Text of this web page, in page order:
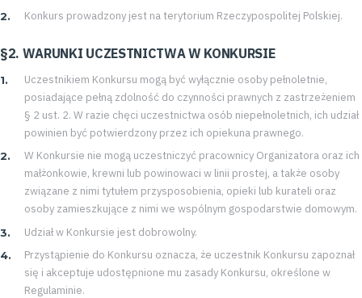
Konkurs prowadzony jest na terytorium Rzeczypospolitej Polskiej.
§2. WARUNKI UCZESTNICTWA W KONKURSIE
Uczestnikiem Konkursu mogą być wyłącznie osoby pełnoletnie,
posiadające pełną zdolność do czynności prawnych z zastrzeżeniem
§ 2 ust. 2. W razie chęci uczestnictwa osób niepełnoletnich, ich udział
powinien być potwierdzony przez ich opiekuna prawnego.
W Konkursie nie mogą uczestniczyć pracownicy Organizatora oraz ich
małżonkowie, krewni lub powinowaci w linii prostej, a także osoby
związane z nimi tytułem przysposobienia, opieki lub kurateli oraz
osoby zamieszkujące z nimi we wspólnym gospodarstwie domowym.
Udział w Konkursie jest dobrowolny.
Przystąpienie do Konkursu oznacza, że uczestnik Konkursu zapoznał
się i akceptuje udostępnione mu zasady Konkursu, określone w
Regulaminie.